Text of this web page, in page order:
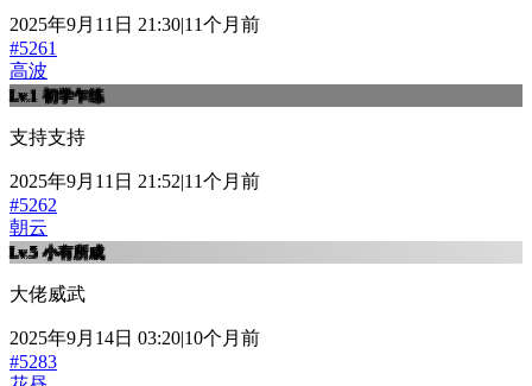
2025年9月11日 21:30|11个月前
#5261
高波
Lv.1 初学乍练
支持支持
2025年9月11日 21:52|11个月前
#5262
朝云
Lv.5 小有所成
大佬威武
2025年9月14日 03:20|10个月前
#5283